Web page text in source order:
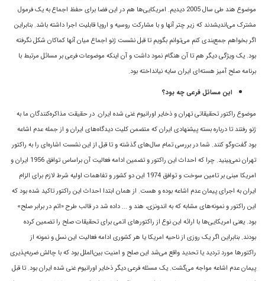
موضوع هند طی سال 2005 دیدیم. امریکایی‌ها هم در این فضا برای حفظ اجماع به یک فرمول
مشترک می‌اندیشدند که زیر چتر آنها و با مشارکت روسیه و اروپا قابلیت اجرا داشته باشد. بنابراین
اگر بخواهم جمع‌بندی کنم می‌توانم بگویم تا قبل نشست ژنو اجماع میان آنها کماکان شکل نگرفته
بود. یک ویژگی دیگر هم تا آن هنگام نمود داشت و آن اینکه موضوعات فرعی بر مسائل مرتبط با
برنامه صلح آمیز هسته‌ای ایران سایه نیانداخته بود.
این مسائل فرعی چه بود؟
موضوع راکتور تحقیقاتی تهران و ذخایر اورانیوم غنی شده ایران. در حقیقت مذاکره‌کنندگان ما به
ژنو رفتند تا درباره بسته پیشنهادی ایران که متضمن کلیت دیدگاه‌های ایران و از جمله عدم اشاعه
بود گفت‌وگو کنند. شما در بررسی تمام سال‌های گذشته و تا قبل از این نشست اشاره‌ای را به راکتور
تهران نمی‌بینید. چرا که احداث این راکتور و تضمین ادامه فعالیت آن براساس توافق 1956 ایران و
امریکا مبنی بر تامین سوخت و توافق 1974 این دو کشور و تفاهمات اولیه شرط لازم برای الزام
ایران به اجرای پیمان عدم اشاعه بوده و هست. از همان ابتدا احداث این راکتور تاکید شده بود که
این راکتور و نمونه‌های مشابه که به اندونزی، هند و ... داده شد در قالب طرح «اتم در برابر صلح»
بود. یعنی امریکایی‌ها با ارائه این نوع از راکتورهای اتمی برای تحقیقات صلح را تضمین کرده
بودند. بنابراین اگر یک روزی از ناحیه امریکا یا هر کشوری ادامه فعالیت این نسل و نمونه از
راکتورها مورد تردید یا تحدید واقع می‌شد این صلح و امنیت بین‌الملل بود که با چالش ضربه‌پذیری
پیمان عدم اشاعه مواجه می‌گشت. یک مسئله فرعی دیگر ذخایر اورانیوم غنی شده ایران بود. تا قبل